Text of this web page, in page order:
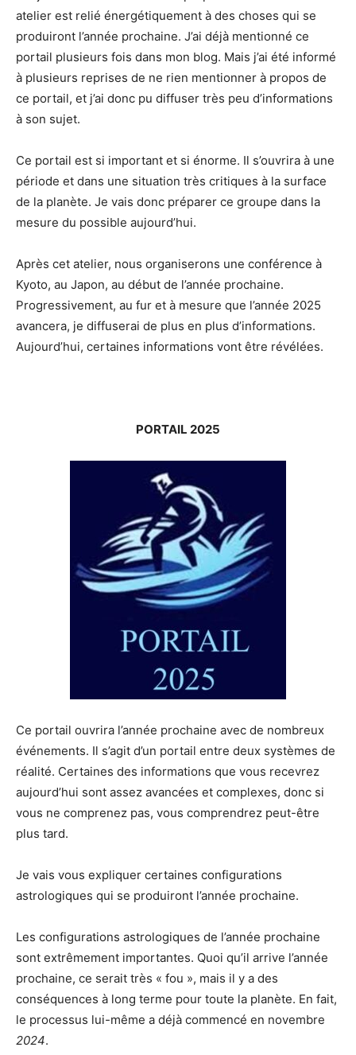
atelier est relié énergétiquement à des choses qui se
produiront l’année prochaine. J’ai déjà mentionné ce
portail plusieurs fois dans mon blog. Mais j’ai été informé
à plusieurs reprises de ne rien mentionner à propos de
ce portail, et j’ai donc pu diffuser très peu d’informations
à son sujet.
Ce portail est si important et si énorme. Il s’ouvrira à une
période et dans une situation très critiques à la surface
de la planète. Je vais donc préparer ce groupe dans la
mesure du possible aujourd’hui.
Après cet atelier, nous organiserons une conférence à
Kyoto, au Japon, au début de l’année prochaine.
Progressivement, au fur et à mesure que l’année 2025
avancera, je diffuserai de plus en plus d’informations.
Aujourd’hui, certaines informations vont être révélées.
PORTAIL 2025
Ce portail ouvrira l’année prochaine avec de nombreux
événements. Il s’agit d’un portail entre deux systèmes de
réalité. Certaines des informations que vous recevrez
aujourd’hui sont assez avancées et complexes, donc si
vous ne comprenez pas, vous comprendrez peut-être
plus tard.
Je vais vous expliquer certaines configurations
astrologiques qui se produiront l’année prochaine.
Les configurations astrologiques de l’année prochaine
sont extrêmement importantes. Quoi qu’il arrive l’année
prochaine, ce serait très « fou », mais il y a des
conséquences à long terme pour toute la planète. En fait,
le processus lui-même a déjà commencé en novembre
2024.